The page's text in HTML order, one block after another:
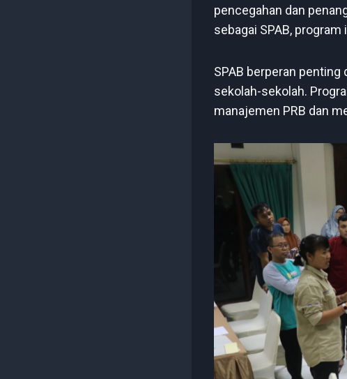
pencegahan dan
sebagai SPAB,
SPAB berperan penting
sekolah-sekolah.
manajemen PRB dan